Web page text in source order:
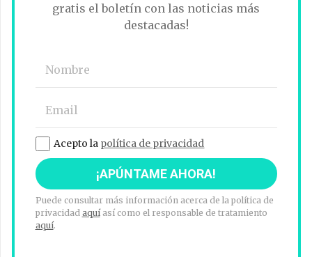
gratis el boletín con las noticias más
destacadas!
Acepto la política de privacidad
Puede consultar más información acerca de la política de
privacidad aquíasí como el responsable de tratamiento
aquí.